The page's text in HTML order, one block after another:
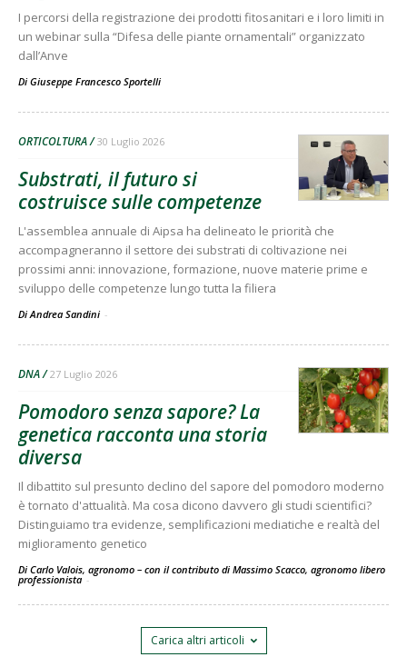
I percorsi della registrazione dei prodotti fitosanitari e i loro limiti in
un webinar sulla “Difesa delle piante ornamentali” organizzato
dall’Anve
Di Giuseppe Francesco Sportelli
ORTICOLTURA 30 Luglio 2026
Substrati, il futuro si
costruisce sulle competenze
L'assemblea annuale di Aipsa ha delineato le priorità che
accompagneranno il settore dei substrati di coltivazione nei
prossimi anni: innovazione, formazione, nuove materie prime e
sviluppo delle competenze lungo tutta la filiera
Di Andrea Sandini -
DNA 27 Luglio 2026
Pomodoro senza sapore? La
genetica racconta una storia
diversa
Il dibattito sul presunto declino del sapore del pomodoro moderno
è tornato d'attualità. Ma cosa dicono davvero gli studi scientifici?
Distinguiamo tra evidenze, semplificazioni mediatiche e realtà del
miglioramento genetico
Di Carlo Valois, agronomo – con il contributo di Massimo Scacco, agronomo libero
professionista -
Carica altri articoli